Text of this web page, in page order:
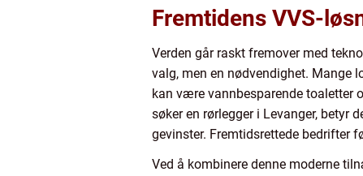
Fremtidens VVS-
Verden går raskt fremover med
valg, men en nødvendighet. Mange
kan være vannbesparende toaletter
søker en rørlegger i Levanger, betyr
gevinster. Fremtidsrettede bedrifter
Ved å kombinere denne moderne